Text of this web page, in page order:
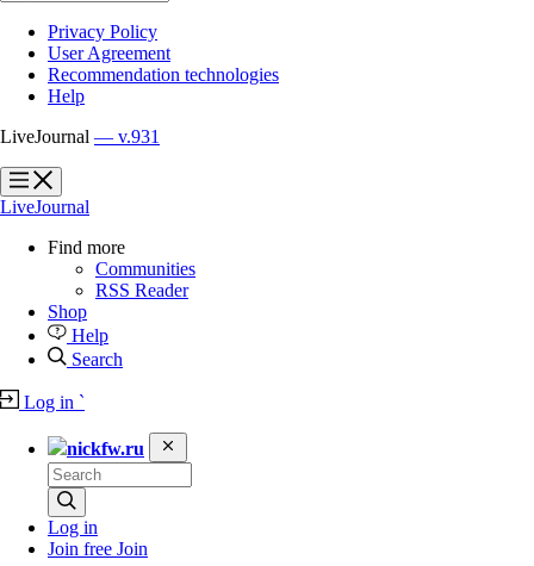
Privacy Policy
User Agreement
Recommendation technologies
Help
LiveJournal — v.931
?
?
LiveJournal
Find more
Communities
RSS Reader
Shop
Help
Search
Log in `
nickfw.ru
Log in
Join free Join